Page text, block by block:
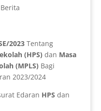
Berita
2023 Tentang
(HPS) dan Masa
(MPLS) Bagi
2023/2024
Edaran HPS dan